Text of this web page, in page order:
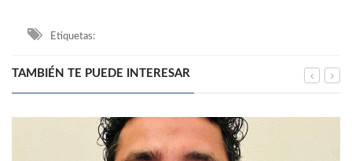
Etiquetas:
TAMBIÉN TE PUEDE INTERESAR